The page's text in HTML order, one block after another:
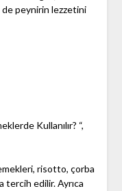
peynirin lezzetini
Kullanılır? “,
risotto, çorba
tercih edilir. Ayrıca